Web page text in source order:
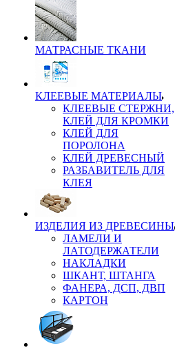
МАТРАСНЫЕ ТКАНИ
КЛЕЕВЫЕ МАТЕРИАЛЫ
КЛЕЕВЫЕ СТЕРЖНИ,
КЛЕЙ ДЛЯ КРОМКИ
КЛЕЙ ДЛЯ
ПОРОЛОНА
КЛЕЙ ДРЕВЕСНЫЙ
РАЗБАВИТЕЛЬ ДЛЯ
КЛЕЯ
ИЗДЕЛИЯ ИЗ ДРЕВЕСИНЫ
ЛАМЕЛИ И
ЛАТОДЕРЖАТЕЛИ
НАКЛАДКИ
ШКАНТ, ШТАНГА
ФАНЕРА, ДСП, ДВП
КАРТОН